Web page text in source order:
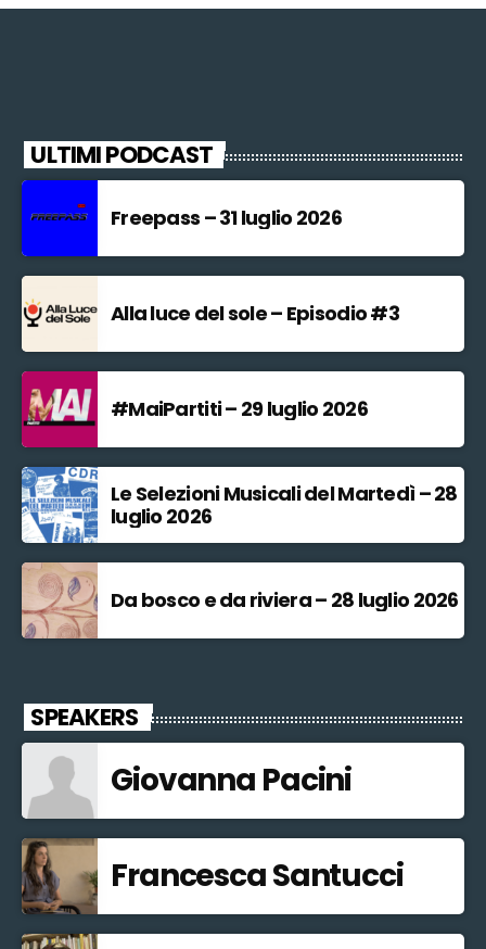
ULTIMI PODCAST
Freepass – 31 luglio 2026
Alla luce del sole – Episodio #3
#MaiPartiti – 29 luglio 2026
Le Selezioni Musicali del Martedì – 28
luglio 2026
Da bosco e da riviera – 28 luglio 2026
SPEAKERS
Giovanna Pacini
Francesca Santucci